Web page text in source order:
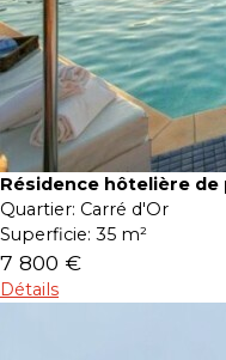
Résidence hôtelière de
Quartier: Carré d'Or
Superficie: 35 m²
7 800 €
Détails